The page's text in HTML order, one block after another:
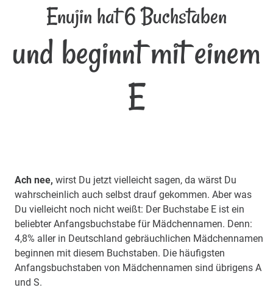
Enujin hat 6 Buchstaben
und beginnt mit einem
E
Ach nee, wirst Du jetzt vielleicht sagen, da wärst Du
wahrscheinlich auch selbst drauf gekommen. Aber was
Du vielleicht noch nicht weißt: Der Buchstabe E ist ein
beliebter Anfangsbuchstabe für Mädchennamen. Denn:
4,8% aller in Deutschland gebräuchlichen Mädchennamen
beginnen mit diesem Buchstaben. Die häufigsten
Anfangsbuchstaben von Mädchennamen sind übrigens A
und S.